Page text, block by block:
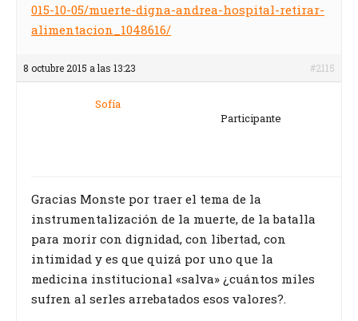
015-10-05/muerte-digna-andrea-hospital-retirar-
alimentacion_1048616/
8 octubre 2015 a las 13:23 #2115
Sofía
Participante
Gracias Monste por traer el tema de la
instrumentalización de la muerte, de la batalla
para morir con dignidad, con libertad, con
intimidad y es que quizá por uno que la
medicina institucional «salva» ¿cuántos miles
sufren al serles arrebatados esos valores?.